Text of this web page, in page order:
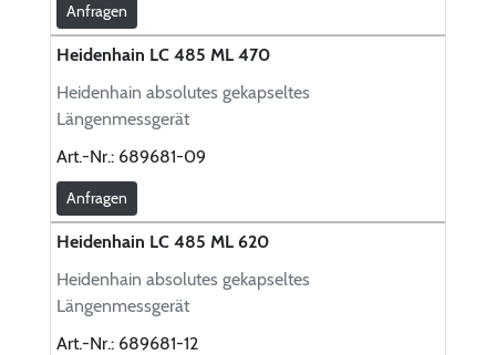
Anfragen
Heidenhain LC 485 ML 470
Heidenhain absolutes gekapseltes
Längenmessgerät
Art.-Nr.: 689681-09
Anfragen
Heidenhain LC 485 ML 620
Heidenhain absolutes gekapseltes
Längenmessgerät
Art.-Nr.: 689681-12